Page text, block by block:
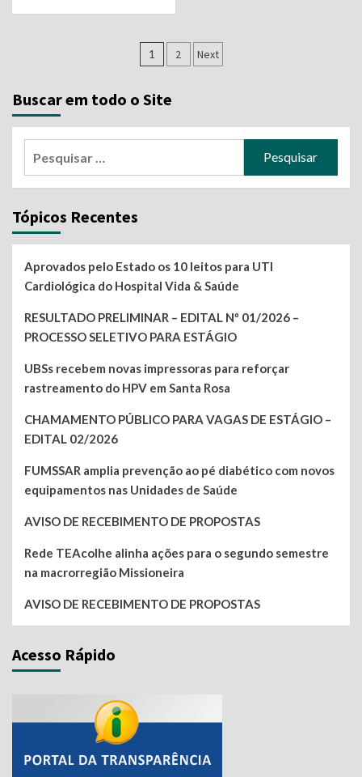
Navegação
posts
1 2 Next
Buscar em todo o Site
Tópicos Recentes
Aprovados pelo Estado os 10 leitos para UTI
Cardiológica do Hospital Vida & Saúde
RESULTADO PRELIMINAR – EDITAL Nº 01/2026 –
PROCESSO SELETIVO PARA ESTÁGIO
UBSs recebem novas impressoras para reforçar
rastreamento do HPV em Santa Rosa
CHAMAMENTO PÚBLICO PARA VAGAS DE ESTÁGIO –
EDITAL 02/2026
FUMSSAR amplia prevenção ao pé diabético com novos
equipamentos nas Unidades de Saúde
AVISO DE RECEBIMENTO DE PROPOSTAS
Rede TEAcolhe alinha ações para o segundo semestre
na macrorregião Missioneira
AVISO DE RECEBIMENTO DE PROPOSTAS
Acesso Rápido